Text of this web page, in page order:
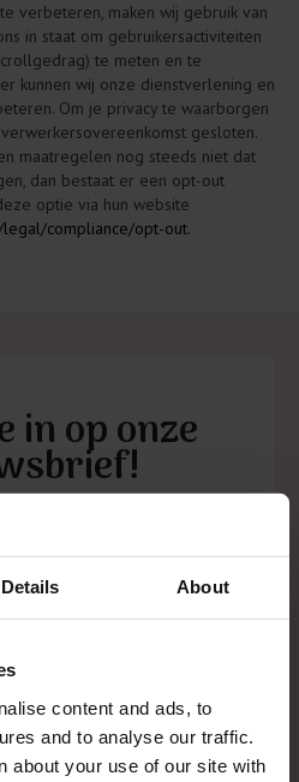
Details About
content and ads, to
and to analyse our traffic.
about your use of our site with
verbeteren, maken wij gebruik van
in staat om gebruikersactiviteiten
te meten en te
kunnen wij onze dienstverlening en
Om je privacy te waarborgen
gesloten.
maatregelen nog steeds niet dat
dan bestaat er een opt-out
optie via hun website
legal/compliance/opt-out.
in op onze
en ontvang een
jouw eerstvolgende
op de hoogte van
nieuwtjes en collecties.
schrijf me in